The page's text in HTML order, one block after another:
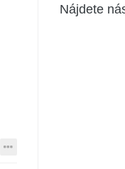
Nájdete